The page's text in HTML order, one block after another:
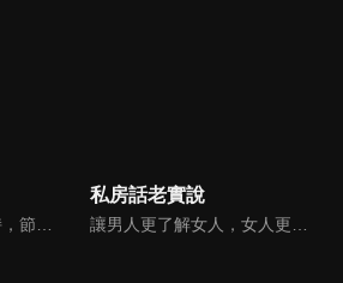
由曾國城與黃國倫主持，節目中邀請20位20歲以下青少年組成青春團，另一邊則為年紀相較成熟的藝人來賓為不老團，每集分別就一件青少年必定遇見的事件討論，看兩個不同年代的人們，所擁有的不同看法與立場。帶領讓觀眾一起回到那些年的青春歲月！
私房話老實說
讓男人更了解女人，女人更了解自己 ，揭密女性私房話，讓療癒專家教你更愛自己！由于美人和納豆攜手主持，更多你想知道的女性私密話題都在《私房話老實說》。